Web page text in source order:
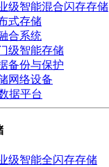
级智能混合闪存存储
式存储
合系统
级智能存储
备份与保护
网络设备
据平台
级智能全闪存存储